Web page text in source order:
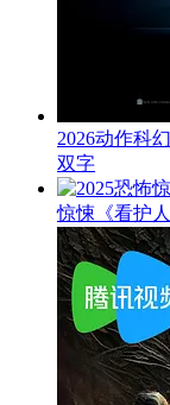
2026动作科
双字
惊悚《看护